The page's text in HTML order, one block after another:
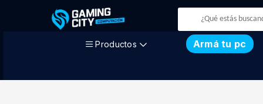
Productos Armá tu pc